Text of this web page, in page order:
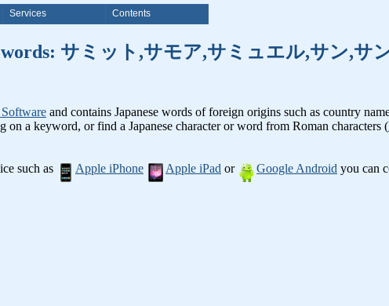
Services Contents
words: サミット,サモア,サミュエル,サン,
and contains Japanese words of foreign origins such as country
a keyword, or find a Japanese character or word from Roman characters (
such as Apple iPhone Apple iPad or Google Android you can